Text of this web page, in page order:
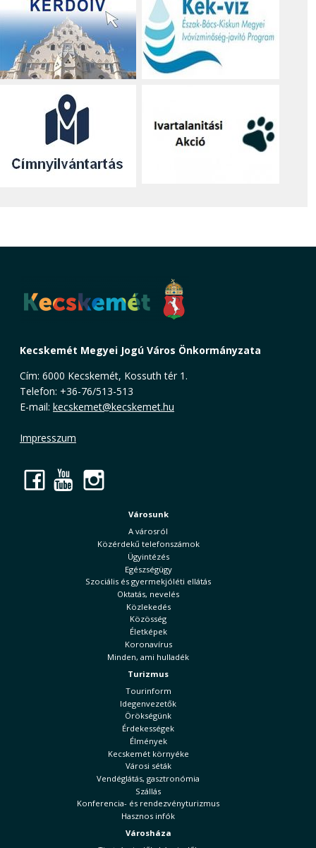
Kecskemét Megyei Jogú Város Önkormányzata
Cím: 6000 Kecskemét, Kossuth tér 1.
Telefon: +36-76/513-513
E-mail: kecskemet@kecskemet.hu
Impresszum
Facebook
YouTube
Városunk
A városról
Közérdekű telefonszámok
Ügyintézés
Egészségügy
Szociális és gyermekjóléti ellátás
Oktatás, nevelés
Közlekedés
Közösség
Életképek
Koronavírus
Minden, ami hulladék
Turizmus
Tourinform
Idegenvezetők
Örökségünk
Érdekességek
Élmények
Kecskemét környéke
Városi séták
Vendéglátás, gasztronómia
Szállás
Konferencia- és rendezvényturizmus
Hasznos infók
Városháza